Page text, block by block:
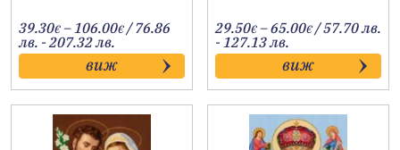
39.30€ –106.00€Price
range:
39.30€
through
106.00€
/ 76.86
лв. - 207.32 лв.
виж
29.50€ –65.00€Price
range:
29.50€
through
65.00€
/ 57.70 лв.
- 127.13 лв.
виж